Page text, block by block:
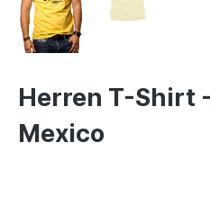
Herren T-Shirt
Mexico